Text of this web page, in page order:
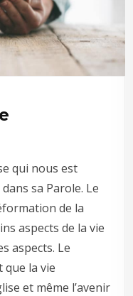
qui nous est
sa Parole. Le
de la
aspects de la vie
aspects. Le
que la vie
et même l’avenir